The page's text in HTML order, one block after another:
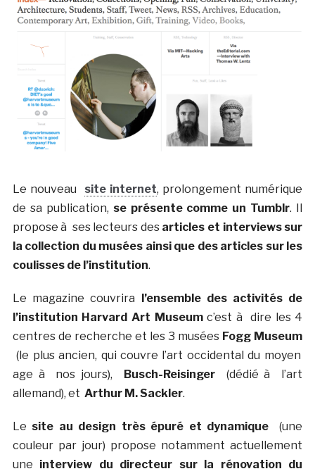
Le nouveau site internet, prolongement numérique
de sa publication, se présente comme un Tumblr. Il
propose à ses lecteurs des articles et interviews sur
la collection du musées ainsi que des articles sur les
coulisses de l’institution.
Le magazine couvrira
l’ensemble des activités de
l’institution Harvard Art Museumc’est à dire les 4
centres de recherche et les 3 musées Fogg Museum
(le plus ancien, qui couvre l’art occidental du moyen
age à nos jours),
Busch-Reisinger(dédié à l’art
allemand), et Arthur M. Sackler.
Le site au design très épuré et dynamique (une
couleur par jour) propose notamment actuellement
une interview du directeur sur la rénovation du